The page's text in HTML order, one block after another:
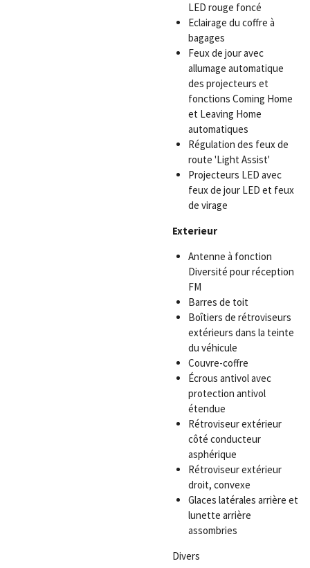
LED rouge foncé
Eclairage du coffre à
bagages
Feux de jour avec
allumage automatique
des projecteurs et
fonctions Coming Home
et Leaving Home
automatiques
Régulation des feux de
route 'Light Assist'
Projecteurs LED avec
feux de jour LED et feux
de virage
Exterieur
Antenne à fonction
Diversité pour réception
FM
Barres de toit
Boîtiers de rétroviseurs
extérieurs dans la teinte
du véhicule
Couvre-coffre
Écrous antivol avec
protection antivol
étendue
Rétroviseur extérieur
côté conducteur
asphérique
Rétroviseur extérieur
droit, convexe
Glaces latérales arrière et
lunette arrière
assombries
Divers